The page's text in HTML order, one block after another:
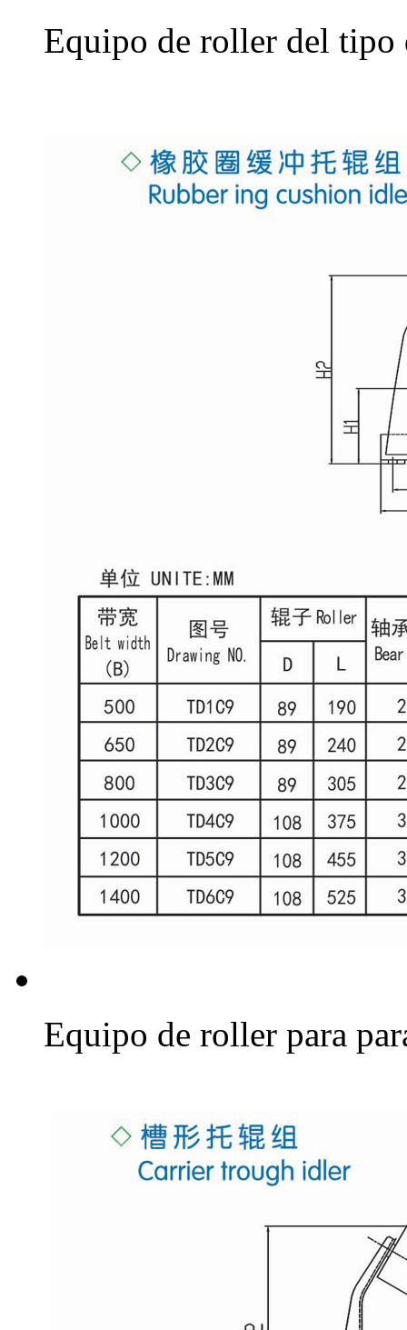
Equipo de roller del tipo
Equipo de roller para